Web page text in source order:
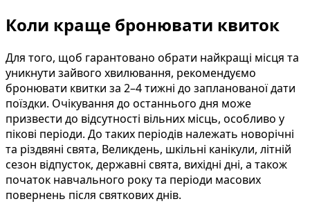
Коли краще бронювати квиток
Для того, щоб гарантовано обрати найкращі місця та
уникнути зайвого хвилювання, рекомендуємо
бронювати квитки за 2–4 тижні до запланованої дати
поїздки. Очікування до останнього дня може
призвести до відсутності вільних місць, особливо у
пікові періоди. До таких періодів належать новорічні
та різдвяні свята, Великдень, шкільні канікули, літній
сезон відпусток, державні свята, вихідні дні, а також
початок навчального року та періоди масових
повернень після святкових днів.